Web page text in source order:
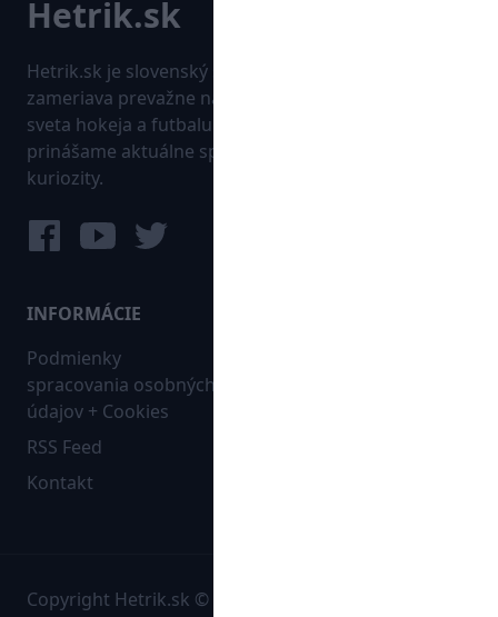
Hetrik.sk je slovenský športový portál, ktorý sa
zameriava prevažne na najnovšie informácie zo
sveta hokeja a futbalu. Pravidelne na dennej báze
prinášame aktuálne správy, góly, zaujímavosti a
kuriozity.
INFORMÁCIE
Podmienky
spracovania osobných
údajov + Cookies
RSS Feed
Kontakt
Copyright Hetrik.sk © 2026 Autorské práva sú